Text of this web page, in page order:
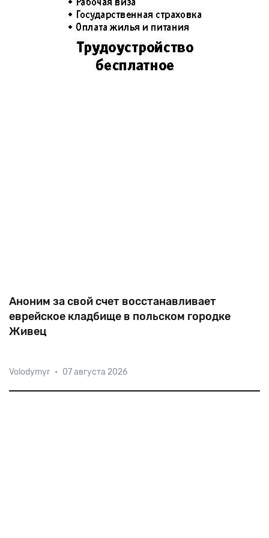
Аноним за свой счет восстанавливает
еврейское кладбище в польском городке
Живец
восстанавливает еврейское кладбище в городе
Живец, что в Силезском воеводстве Польши. Весной
Volodymyr • 07 августа 2026